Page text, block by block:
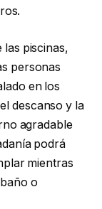
las piscinas,
personas
en los
descanso y la
agradable
podrá
mientras
o